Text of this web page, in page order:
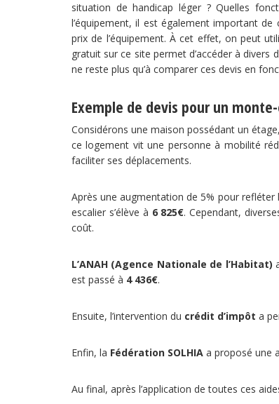
situation de handicap léger ? Quelles
l’équipement, il est également important
prix de l’équipement. À cet effet, on peut
gratuit sur ce site permet d’accéder à
ne reste plus qu’à comparer ces devis en
Exemple de devis pour un
Considérons une maison possédant un
ce logement vit une personne à mobilité
faciliter ses déplacements.
Après une augmentation de 5% pour refléter
escalier s’élève à 6 825€. Cependant,
coût.
L’ANAH (Agence Nationale de l’Habitat)
est passé à 4 436€.
Ensuite, l’intervention du crédit d’impôt a
Enfin, la Fédération SOLHIA a proposé une
Au final, après l’application de toutes ces